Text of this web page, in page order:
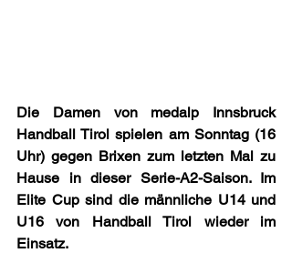
Die Damen von medalp Innsbruck
Handball Tirol spielen am Sonntag (16
Uhr) gegen Brixen zum letzten Mal zu
Hause in dieser Serie-A2-Saison. Im
Elite Cup sind die männliche U14 und
U16 von Handball Tirol wieder im
Einsatz.